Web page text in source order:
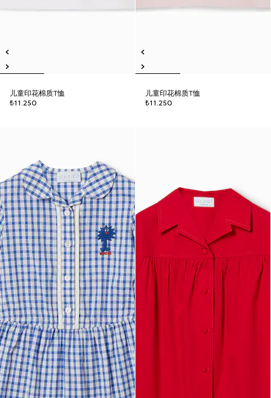
儿童印花棉质T恤
₺11.250
儿童印花棉质T恤
₺11.250